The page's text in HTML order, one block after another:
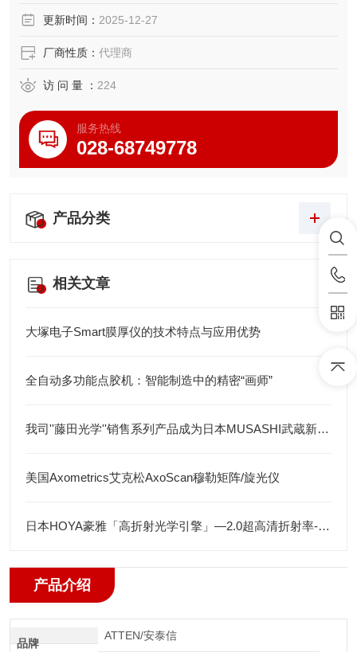
更新时间： 2025-12-27
厂商性质： 代理商
访 问 量 ： 224
服务热线
028-68749778
产品分类
相关文章
大塚电子Smart膜厚仪的技术特点与应用优势
全自动多功能点胶机：智能制造中的精密“画师”
我司''藤田光学''销售系列产品成为日本MUSASHI武蔵新的代理店
美国Axometrics艾克松AxoScan穆勒矩阵/旋光仪
日本HOYA豪雅「高折射光学引擎」—2.0超高清折射率-总代理藤田光学
产品介绍
品牌
ATTEN/安泰信